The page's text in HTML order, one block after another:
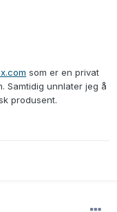
som er en privat
Samtidig unnlater jeg å
produsent.